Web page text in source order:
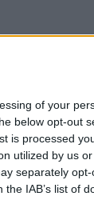
of your
below opt-out
is processed
utilized by us
separately
IAB’s list of
Altoona